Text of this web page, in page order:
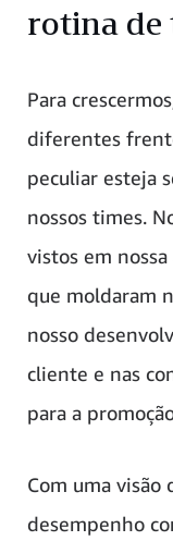
rotina de
Para
diferentes
peculiar esteja
nossos times.
vistos em
que moldaram
nosso
cliente e nas
para a
Com uma
desempenho